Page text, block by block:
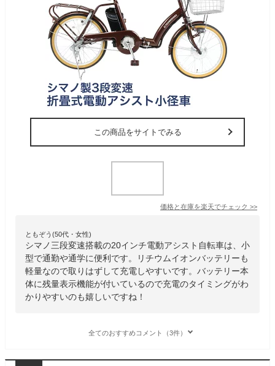
この商品をサイトでみる
価格と在庫を楽天でチェック >>
ともぞう(50代・女性)
シマノ三段変速搭載の20インチ電動アシスト自転車は、小
型で通勤や通学に便利です。リチウムイオンバッテリーも
軽量なので取りはずして充電しやすいです。バッテリー本
体に残量表示機能が付いているので充電のタイミングがわ
かりやすいのも嬉しいですね！
全てのおすすめコメント（3件）